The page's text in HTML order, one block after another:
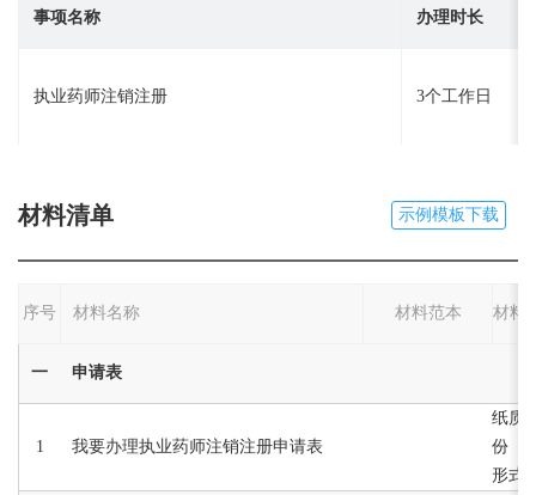
事项名称 办理时长
执业药师注销注册 3个工作日
材料清单 示例模板下载
序号 材料名称 材料范本 材料
一 申请表
1 我要办理执业药师注销注册申请表
纸质
份
形式: